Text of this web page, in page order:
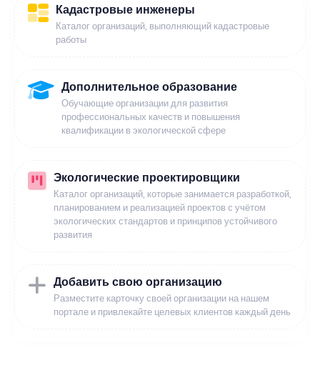
Кадастровые инженеры
Каталог организаций, выполняющий кадастровые
работы
Дополнительное образование
Обучающие организации для развития
профессиональных качеств и повышения
квалификации в экологической сфере
Экологические проектировщики
Каталог организаций, которые занимается разработкой,
планированием и реализацией проектов с учётом
экологических стандартов и принципов устойчивого
развития
Добавить свою организацию
Разместите карточку своей организации на нашем
портале и привлекайте целевых клиентов каждый день